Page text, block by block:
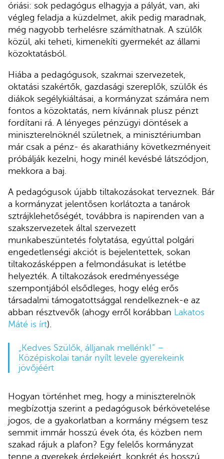
óriási: sok pedagógus elhagyja a pályát, van, aki
végleg feladja a küzdelmet, akik pedig maradnak,
még nagyobb terhelésre számíthatnak. A szülők
közül, aki teheti, kimenekíti gyermekét az állami
közoktatásból.
Hiába a pedagógusok, szakmai szervezetek,
oktatási szakértők, gazdasági szereplők, szülők és
diákok segélykiáltásai, a kormányzat számára nem
fontos a közoktatás, nem kívánnak plusz pénzt
fordítani rá. A lényeges pénzügyi döntések a
miniszterelnöknél születnek, a minisztériumban
már csak a pénz- és akarathiány következményeit
próbálják kezelni, hogy minél kevésbé látszódjon,
mekkora a baj.
A pedagógusok újabb tiltakozásokat terveznek. Bár
a kormányzat jelentősen korlátozta a tanárok
sztrájklehetőségét, továbbra is napirenden van a
szakszervezetek által szervezett
munkabeszüntetés folytatása, egyúttal polgári
engedetlenségi akciót is bejelentettek, sokan
tiltakozásképpen a felmondásukat is letétbe
helyezték. A tiltakozások eredményessége
szempontjából elsődleges, hogy elég erős
társadalmi támogatottsággal rendelkeznek-e az
abban résztvevők (ahogy erről korábban Lakatos
Máté is írt).
„Kedves Szülők, álljanak mellénk!” –
Középiskolai tanár nyílt levele gyerekeink
jövőjéért
Hogyan történhet meg, hogy a miniszterelnök
megbízottja szerint a pedagógusok bérkövetelése
jogos, de a gyakorlatban a kormány mégsem tesz
semmit immár hosszú évek óta, és közben nem
szakad rájuk a plafon? Egy felelős kormányzat
tenne a gyerekek érdekeiért, konkrét és hosszú